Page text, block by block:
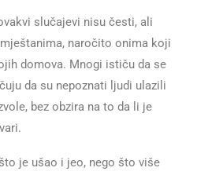
slučajevi nisu česti, ali
naročito onima koji
domova. Mnogi ističu da se
da su nepoznati ljudi ulazili
bez obzira na to da li je
je ušao i jeo, nego što više